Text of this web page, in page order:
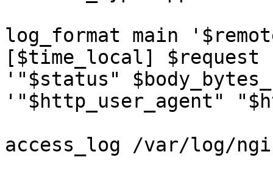
log_format main
[$time_local]
'"$status"
'"$http_user_agent"
access_log /var/log/